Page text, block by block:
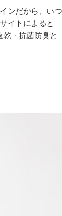
ンだから、いつ
イトによると
・抗菌防臭と